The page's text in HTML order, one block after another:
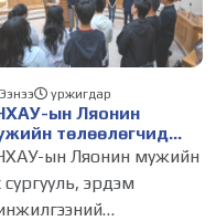
бүртгэлээс нийслэлийн
эрхлэгчдийг
ын Ляонин
төлөөлөгчид
ын үйл
Ээнээ уржигдар
ын Ляонин мужийн
сургууль, эрдэм